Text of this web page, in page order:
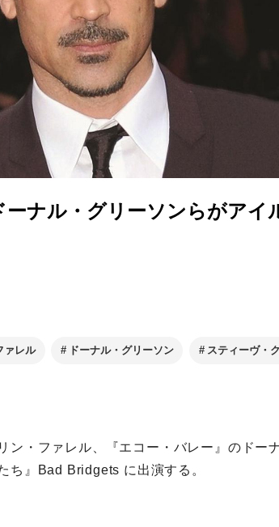
ナル・グリーソンらがアイ
ァレル ドーナル・グリーソン スティーヴ・
ン・ファレル、『エコー・バレー』のドー
ち』Bad Bridgets に出演する。